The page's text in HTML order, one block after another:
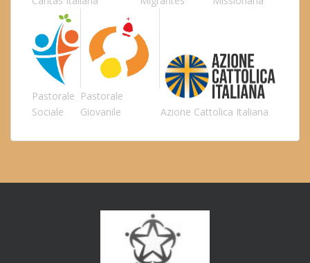
Pastorale
Sociale
Pastorale
Giovanile
Azione Cattolica Italiana